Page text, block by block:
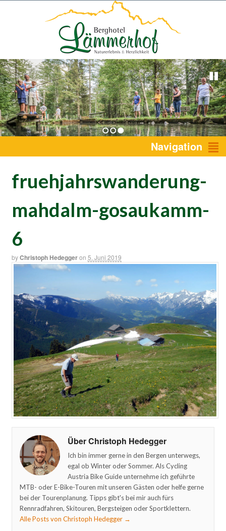
1 2 3 Navigation
fruehjahrswanderung-
mahdalm-gosaukamm-
6
byChristoph Hedeggeron 5. Juni 2019
Über Christoph Hedegger
Ich bin immer gerne in den Bergen unterwegs,
egal ob Winter oder Sommer. Als Cycling
Austria Bike Guide unternehme ich geführte
MTB- oder E-Bike-Touren mit unseren Gästen oder helfe gerne
bei der Tourenplanung. Tipps gibt's bei mir auch fürs
Rennradfahren, Skitouren, Bergsteigen oder Sportklettern.
Alle Posts von Christoph Hedegger →